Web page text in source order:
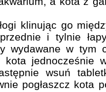
klinując go
i tylnie
wydawane w tym
kota jednocześnie
wsuń
pogłaszcz kota